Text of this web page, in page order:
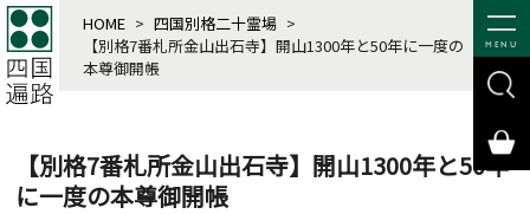
MENU
HOME > 四国別格二十霊場 >
【別格7番札所金山出石寺】開山1300年と50年に一度の
本尊御開帳
【別格7番札所金山出石寺】開山1300年と50年
に一度の本尊御開帳